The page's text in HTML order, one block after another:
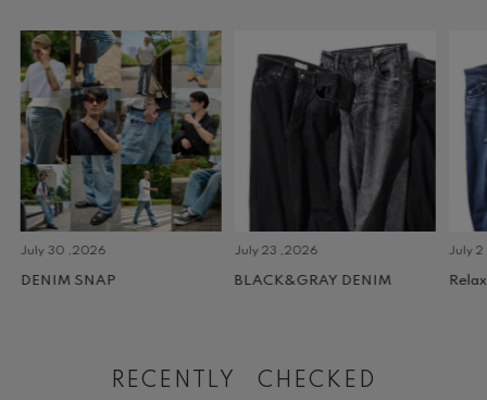
July 30 ,2026
DENIM SNAP
July 23 ,2026
BLACK&GRAY DENIM
July 2
Relax
RECENTLY CHECKED